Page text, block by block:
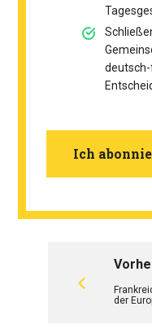
Ich
der